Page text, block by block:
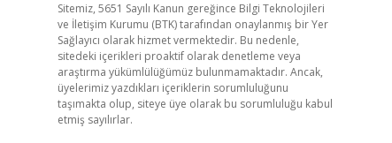
Sitemiz, 5651 Sayılı Kanun gereğince Bilgi Teknolojileri
ve İletişim Kurumu (BTK) tarafından onaylanmış bir Yer
Sağlayıcı olarak hizmet vermektedir. Bu nedenle,
sitedeki içerikleri proaktif olarak denetleme veya
araştırma yükümlülüğümüz bulunmamaktadır. Ancak,
üyelerimiz yazdıkları içeriklerin sorumluluğunu
taşımakta olup, siteye üye olarak bu sorumluluğu kabul
etmiş sayılırlar.